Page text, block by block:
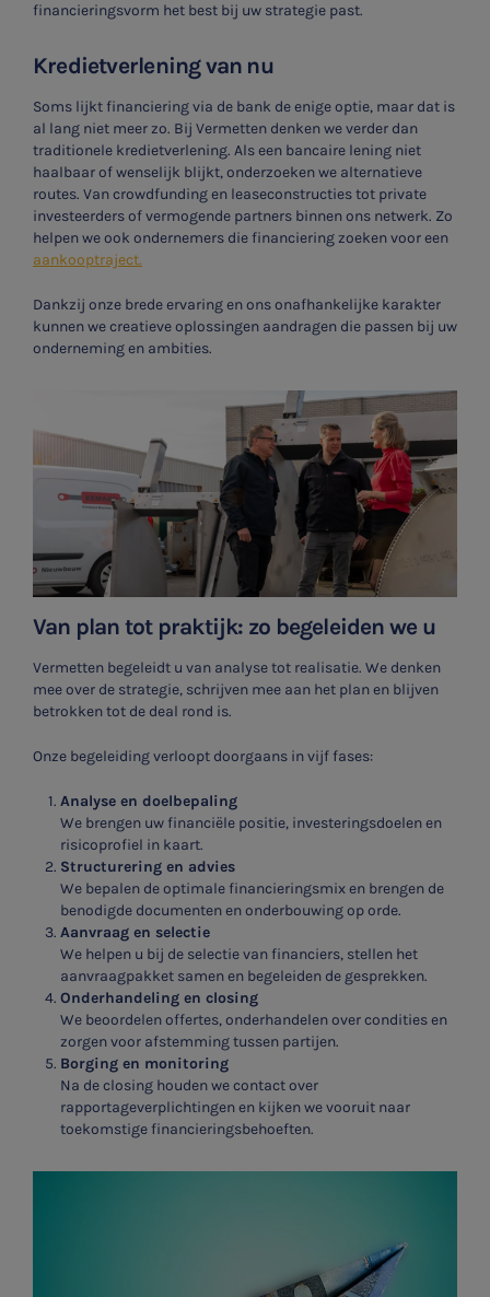
financieringsvorm het best bij uw strategie past.
Kredietverlening van nu
Soms lijkt financiering via de bank de enige optie, maar dat is
al lang niet meer zo. Bij Vermetten denken we verder dan
traditionele kredietverlening. Als een bancaire lening niet
haalbaar of wenselijk blijkt, onderzoeken we alternatieve
routes. Van crowdfunding en leaseconstructies tot private
investeerders of vermogende partners binnen ons netwerk. Zo
helpen we ook ondernemers die financiering zoeken voor een
aankooptraject.
Dankzij onze brede ervaring en ons onafhankelijke karakter
kunnen we creatieve oplossingen aandragen die passen bij uw
onderneming en ambities.
Van plan tot praktijk: zo begeleiden we u
Vermetten begeleidt u van analyse tot realisatie. We denken
mee over de strategie, schrijven mee aan het plan en blijven
betrokken tot de deal rond is.
Onze begeleiding verloopt doorgaans in vijf fases:
Analyse en doelbepaling
We brengen uw financiële positie, investeringsdoelen en
risicoprofiel in kaart.
Structurering en advies
We bepalen de optimale financieringsmix en brengen de
benodigde documenten en onderbouwing op orde.
Aanvraag en selectie
We helpen u bij de selectie van financiers, stellen het
aanvraagpakket samen en begeleiden de gesprekken.
Onderhandeling en closing
We beoordelen offertes, onderhandelen over condities en
zorgen voor afstemming tussen partijen.
Borging en monitoring
Na de closing houden we contact over
rapportageverplichtingen en kijken we vooruit naar
toekomstige financieringsbehoeften.